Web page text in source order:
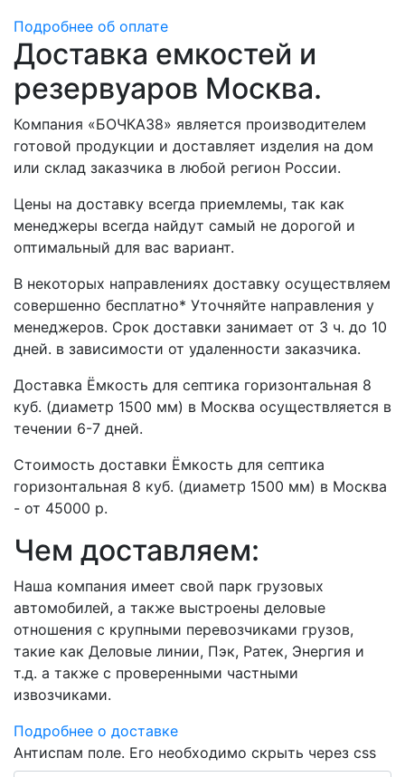
Подробнее об оплате
Доставка емкостей и
резервуаров Москва.
Компания «БОЧКА38» является производителем
готовой продукции и доставляет изделия на дом
или склад заказчика в любой регион России.
Цены на доставку всегда приемлемы, так как
менеджеры всегда найдут самый не дорогой и
оптимальный для вас вариант.
В некоторых направлениях доставку осуществляем
совершенно бесплатно* Уточняйте направления у
менеджеров. Срок доставки занимает от 3 ч. до 10
дней. в зависимости от удаленности заказчика.
Доставка Ёмкость для септика горизонтальная 8
куб. (диаметр 1500 мм) в Москва осуществляется в
течении 6-7 дней.
Стоимость доставки Ёмкость для септика
горизонтальная 8 куб. (диаметр 1500 мм) в Москва
- от 45000 р.
Чем доставляем:
Наша компания имеет свой парк грузовых
автомобилей, а также выстроены деловые
отношения с крупными перевозчиками грузов,
такие как Деловые линии, Пэк, Ратек, Энергия и
т.д. а также с проверенными частными
извозчиками.
Подробнее о доставке
Антиспам поле. Его необходимо скрыть через css